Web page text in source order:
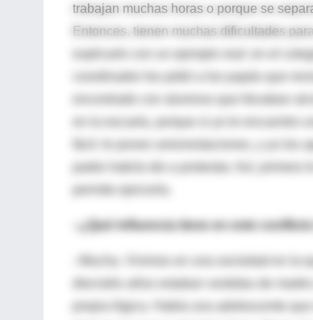
trabajan muchas horas o porque se
Entonces, tienen muchas dificultades
explicarlo con un ejemplo real: en el
coordinador les pidió a los papás que
en la escuela, porque si yo le encuentro
fácil: le ponen amonestaciones, y yo los
padre habría ido a protestar. Así,
–¿Qué influencia tiene en este
dieciséis años estaban vestidas de
propia lógica. Había una adolescente